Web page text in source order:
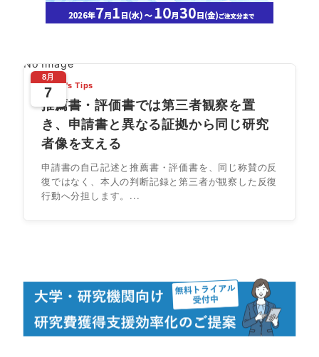
No Image
8月
7
Today's Tips
推薦書・評価書では第三者観察を置
き、申請書と異なる証拠から同じ研究
者像を支える
申請書の自己記述と推薦書・評価書を、同じ称賛の反
復ではなく、本人の判断記録と第三者が観察した反復
行動へ分担します。...